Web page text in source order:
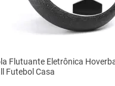
Flutuante Eletrônica
Futebol Casa